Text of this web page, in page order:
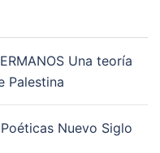
Una teoría
Palestina
Nuevo Siglo